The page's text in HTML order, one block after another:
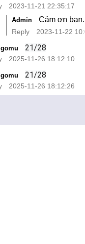
2023-11-21 22:35:17
Admin Cảm ơn
Reply 2023-11-22
21/28
2025-11-26 18:12:10
21/28
2025-11-26 18:12:26